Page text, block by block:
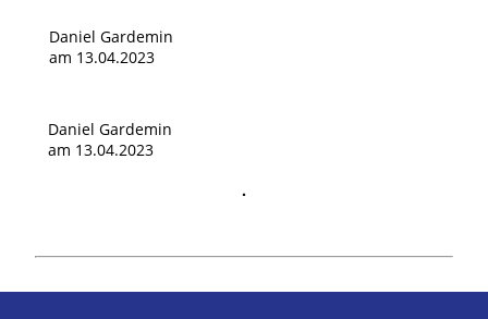
Daniel Gardemin
am 13.04.2023
Daniel Gardemin
am 13.04.2023
.